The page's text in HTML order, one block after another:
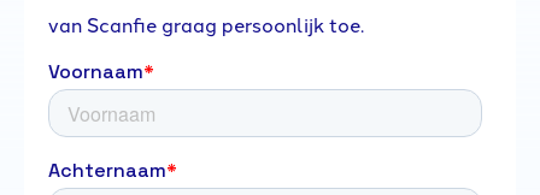
van Scanfie graag persoonlijk toe.